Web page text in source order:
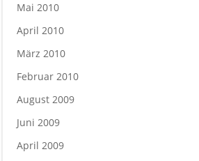
Mai 2010
April 2010
März 2010
Februar 2010
August 2009
Juni 2009
April 2009